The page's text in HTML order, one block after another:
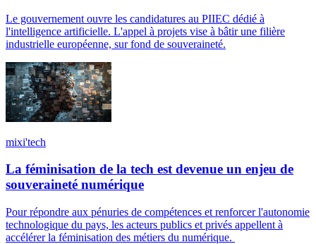
Le gouvernement ouvre les candidatures au PIIEC dédié à
l'intelligence artificielle. L'appel à projets vise à bâtir une filière
industrielle européenne, sur fond de souveraineté.
mixi'tech
La féminisation de la tech est devenue un enjeu de
souveraineté numérique
Pour répondre aux pénuries de compétences et renforcer l'autonomie
technologique du pays, les acteurs publics et privés appellent à
accélérer la féminisation des métiers du numérique.